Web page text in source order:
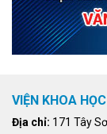
VIỆN KHOA
Địa chỉ: 171 Tây